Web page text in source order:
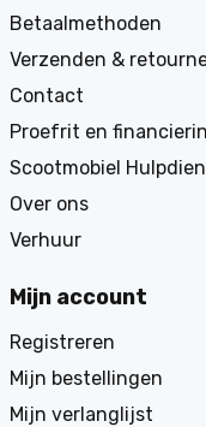
Betaalmethoden
Verzenden &
Contact
Proefrit en
Scootmobiel
Over ons
Verhuur
Mijn account
Registreren
Mijn bestellingen
Mijn verlanglijst